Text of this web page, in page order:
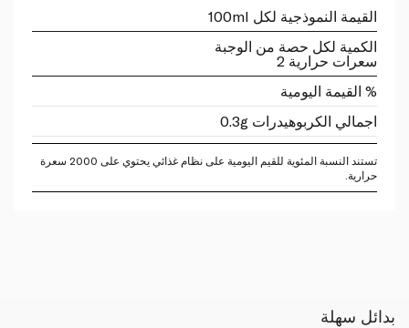
القيمة النموذجية لكل 100ml
الكمية لكل حصة من الوجبة
سعرات حرارية 2
% القيمة اليومية
اجمالي الكربوهيدرات 0.3g
تستند النسبة المئوية للقيم اليومية على نظام غذائي يحتوي على 2000 سعرة
حرارية.
بدائل سهلة